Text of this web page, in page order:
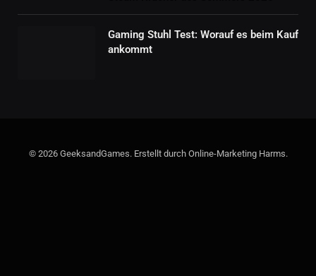
Gaming Stuhl Test: Worauf es beim Kauf
ankommt
© 2026 GeeksandGames. Erstellt durch Online-Marketing Harms.